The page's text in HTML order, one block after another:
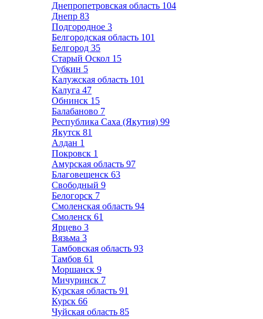
Днепропетровская область 104
Днепр 83
Подгородное 3
Белгородская область 101
Белгород 35
Старый Оскол 15
Губкин 5
Калужская область 101
Калуга 47
Обнинск 15
Балабаново 7
Республика Саха (Якутия) 99
Якутск 81
Алдан 1
Покровск 1
Амурская область 97
Благовещенск 63
Свободный 9
Белогорск 7
Смоленская область 94
Смоленск 61
Ярцево 3
Вязьма 3
Тамбовская область 93
Тамбов 61
Моршанск 9
Мичуринск 7
Курская область 91
Курск 66
Чуйская область 85